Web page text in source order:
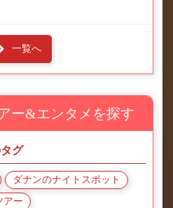
一覧へ
ー&エンタメを探す
グ
ダナンのナイトスポット
アー